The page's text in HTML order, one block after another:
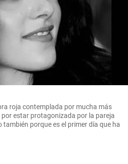
roja contemplada por mucha más
estar protagonizada por la pareja
porque es el primer día que ha